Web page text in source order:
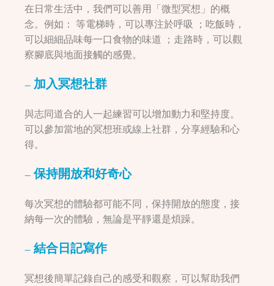
在日常生活中，我們可以善用「微型冥想」的概
念。例如： 等電梯時，可以專注於呼吸 ；吃飯時，
可以細細品味每一口食物的味道 ；走路時，可以觀
察腳底與地面接觸的感覺。
– 加入冥想社群
與志同道合的人一起練習可以增加動力和堅持度。
可以參加當地的冥想班或線上社群，分享經驗和心
得。
– 保持開放和好奇心
每次冥想的體驗都可能不同，保持開放的態度，接
納每一次的體驗，無論是平靜還是煩躁。
– 結合日記寫作
冥想後簡單記錄自己的感受和觀察，可以幫助我們